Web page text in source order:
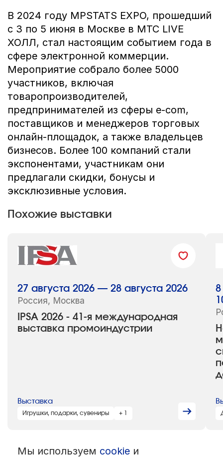
В 2024 году MPSTATS EXPO, прошедший
с 3 по 5 июня в Москве в МТС LIVE
ХОЛЛ, стал настоящим событием года в
сфере электронной коммерции.
Мероприятие собрало более 5000
участников, включая
товаропроизводителей,
предпринимателей из сферы e-com,
поставщиков и менеджеров торговых
онлайн-площадок, а также владельцев
бизнесов. Более 100 компаний стали
экспонентами, участникам они
предлагали скидки, бонусы и
эксклюзивные условия.
Похожие выставки
IPSA 2026 - 41-я международная
выставка промоиндустрии
27 августа 2026 — 28 августа 2026
Россия, Москва
Выставка
Игрушки, подарки, сувениры + 1
© 1992 — 2026 ООО «НЕГУС ЭКСПО Интернэшнл»
Мы используем cookieи